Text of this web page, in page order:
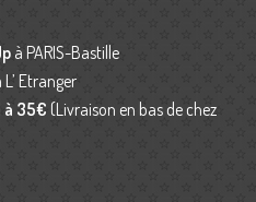
à PARIS-Bastille
Etranger
à 35€ (Livraison en bas de chez